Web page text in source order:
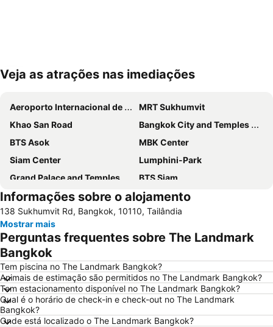
Ampliar mapa
Veja as atrações nas imediações
Aeroporto Internacional de Suvarnabhumi
MRT Sukhumvit
Khao San Road
Bangkok City and Temples Tour
BTS Asok
MBK Center
Siam Center
Lumphini-Park
Grand Palace and Temples and City Tour
BTS Siam
BTS Phaya Thai
BTS Nana
The Platinum Fashion
Yaowarat
Bangkok's Grand Palace Complex and Wat Phra Kaew
Aeroporto Don Mueang
Central World Plaza
Chatuchak Market
Grande Palácio Phra Borom
Wat Arun
Chao Phraya River and Bangkok Waterways Cruise including Wat Arun
BTS Ratchathewi
BTS Ekkamai
MRT Bang Rak Yai
BTS Phrom Phong
Informações sobre o alojamento
138 Sukhumvit Rd, Bangkok, 10110, Tailândia
Mostrar mais
Perguntas frequentes sobre The Landmark
Bangkok
Tem piscina no The Landmark Bangkok?
Animais de estimação são permitidos no The Landmark Bangkok?
Tem estacionamento disponível no The Landmark Bangkok?
Qual é o horário de check-in e check-out no The Landmark
Bangkok?
Onde está localizado o The Landmark Bangkok?